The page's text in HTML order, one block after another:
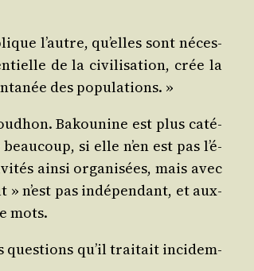
l’autre, qu’elles sont néces­
de la civi­li­sa­tion, crée la
des populations. »
Bakou­nine est plus caté­
si elle n’en est pas l’é­
ain­si orga­ni­sées, mais avec
n’est pas indé­pen­dant, et aux­
mots.
ques­tions qu’il trai­tait inci­dem­